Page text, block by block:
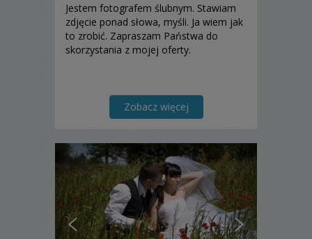
Jestem fotografem ślubnym. Stawiam
zdjęcie ponad słowa, myśli. Ja wiem jak
to zrobić. Zapraszam Państwa do
skorzystania z mojej oferty.
Zobacz więcej